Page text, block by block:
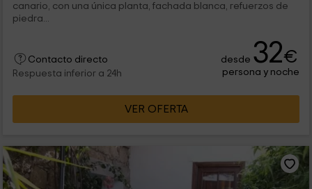
canario, con una única planta, fachada blanca, refuerzos de
piedra...
Contacto directo
Respuesta inferior a 24h
desde 32€
persona y noche
VER OFERTA